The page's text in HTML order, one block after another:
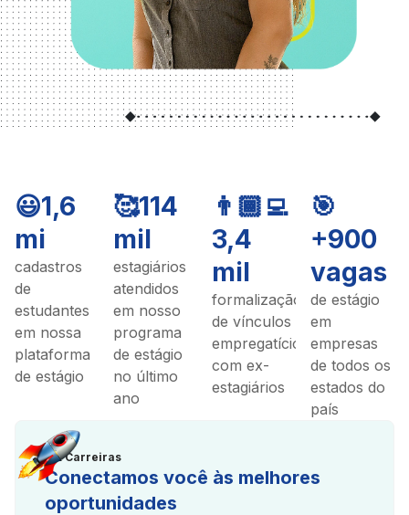
😃1,6
mi
cadastros
de
estudantes
em nossa
plataforma
de estágio
🥰114
mil
estagiários
atendidos
em nosso
programa
de estágio
no último
ano
👨🏾‍💻
3,4
mil
formalização
de vínculos
empregatícios
com ex-
estagiários
🎯
+900
vagas
de estágio
em
empresas
de todos os
estados do
país
IEL Carreiras
Conectamos você às melhores
oportunidades